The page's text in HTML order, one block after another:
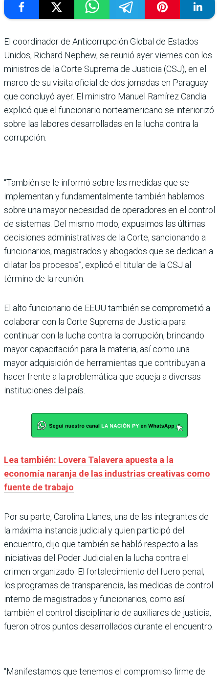
El coordinador de Anticorrupción Global de Estados
Unidos, Richard Nephew, se reunió ayer viernes con los
ministros de la Corte Suprema de Justicia (CSJ), en el
marco de su visita oficial de dos jornadas en Paraguay
que concluyó ayer. El ministro Manuel Ramírez Candia
explicó que el funcionario norteamericano se interiorizó
sobre las labores desarrolladas en la lucha contra la
corrupción.
“También se le informó sobre las medidas que se
implementan y fundamentalmente también hablamos
sobre una mayor necesidad de operadores en el control
de sistemas. Del mismo modo, expusimos las últimas
decisiones administrativas de la Corte, sancionando a
funcionarios, magistrados y abogados que se dedican a
dilatar los procesos”, explicó el titular de la CSJ al
término de la reunión.
El alto funcionario de EEUU también se comprometió a
colaborar con la Corte Suprema de Justicia para
continuar con la lucha contra la corrupción, brindando
mayor capacitación para la materia, así como una
mayor adquisición de herramientas que contribuyan a
hacer frente a la problemática que aqueja a diversas
instituciones del país.
Lea también: Lovera Talavera apuesta a la
economía naranja de las industrias creativas como
fuente de trabajo
Por su parte, Carolina Llanes, una de las integrantes de
la máxima instancia judicial y quien participó del
encuentro, dijo que también se habló respecto a las
iniciativas del Poder Judicial en la lucha contra el
crimen organizado. El fortalecimiento del fuero penal,
los programas de transparencia, las medidas de control
interno de magistrados y funcionarios, como así
también el control disciplinario de auxiliares de justicia,
fueron otros puntos desarrollados durante el encuentro.
“Manifestamos que tenemos el compromiso firme de